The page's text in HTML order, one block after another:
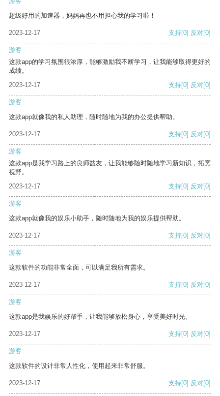
超级好用的加速器，妈妈再也不用担心我的学习啦！
2023-12-17 支持[0] 反对[0]
游客
这款app的学习氛围很浓厚，能够激励我不断学习，让我能够取得更好的
成绩。
2023-12-17
支持[0] 反对[0]
游客
这款app就像我的私人助理，随时随地为我的办公提供帮助。
2023-12-17 支持[0] 反对[0]
游客
这款app是我学习路上的良师益友，让我能够随时随地学习新知识，拓宽
视野。
2023-12-17
支持[0] 反对[0]
游客
这款app就像我的娱乐小助手，随时随地为我的娱乐提供帮助。
2023-12-17 支持[0] 反对[0]
游客
这款软件的功能非常全面，可以满足我所有需求。
2023-12-17 支持[0] 反对[0]
游客
这款app是我娱乐的好帮手，让我能够放松身心，享受美好时光。
2023-12-17 支持[0] 反对[0]
游客
这款软件的设计非常人性化，使用起来非常舒服。
2023-12-17 支持[0] 反对[0]